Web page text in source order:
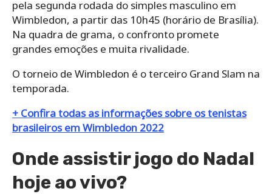
pela segunda rodada do simples masculino em
Wimbledon, a partir das 10h45 (horário de Brasília).
Na quadra de grama, o confronto promete
grandes emoções e muita rivalidade.
O torneio de Wimbledon é o terceiro Grand Slam na
temporada.
+ Confira todas as informações sobre os tenistas
brasileiros em Wimbledon 2022
Onde assistir jogo do Nadal
hoje ao vivo?